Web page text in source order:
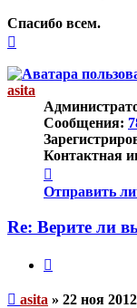
Спасибо всем.
началу
asita
Сообщения:
Контактная
информация
Отправить
Re: Верите ли
Непрочитанное
asita » 22 ноя